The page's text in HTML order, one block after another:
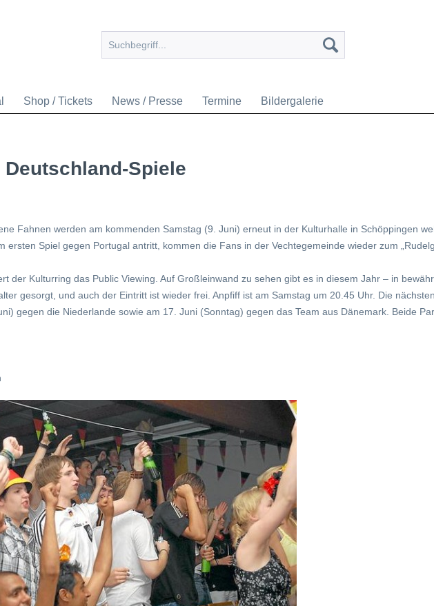
Shop / Tickets News / Presse Termine Bildergalerie
Spiele
Fahnen werden am kommenden Samstag (9. Juni) erneut in der Kulturhalle in Schöppingen
ersten Spiel gegen Portugal antritt, kommen die Fans in der Vechtegemeinde wieder zum
der Kulturring das Public Viewing. Auf Großleinwand zu sehen gibt es in diesem Jahr – in
gesorgt, und auch der Eintritt ist wieder frei. Anpfiff ist am Samstag um 20.45 Uhr. Die
gegen die Niederlande sowie am 17. Juni (Sonntag) gegen das Team aus Dänemark. Beide